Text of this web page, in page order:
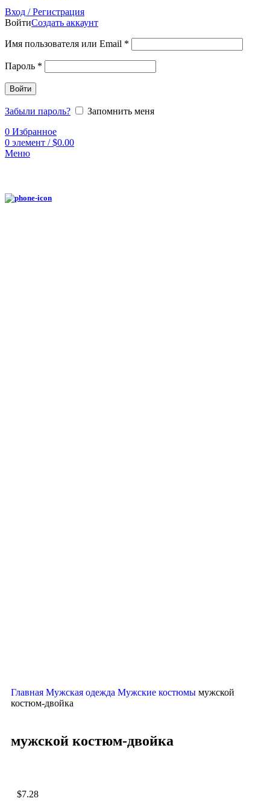
Вход / Регистрация
ВойтиСоздать аккаунт
Имя пользователя или Email *
Пароль *
Войти
Забыли пароль?
Запомнить меня
0 Избранное
0 элемент / $0.00
Меню
Главная Мужская одежда Мужские костюмы мужской
костюм-двойка
мужской костюм-двойка
$7.28